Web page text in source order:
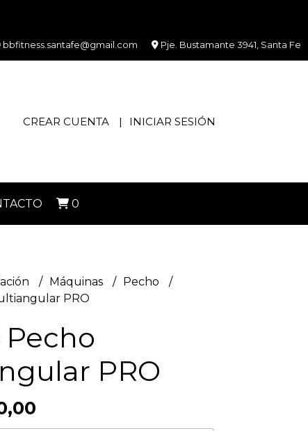
bbfitness.santafe@gmail.com Pje. Bustamante 3941, Santa Fe
CREAR CUENTA INICIAR SESIÓN
0
Máquinas
Pecho
PRO
PRO